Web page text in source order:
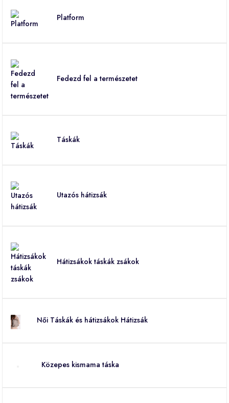
Platform
Fedezd fel a természetet
Táskák
Utazós hátizsák
Hátizsákok táskák zsákok
Női Táskák és hátizsákok Hátizsák
Közepes kismama táska